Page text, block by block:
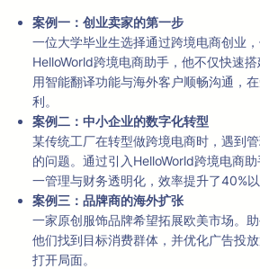
案例一：创业卖家的第一步
一位大学毕业生选择通过跨境电商创业
HelloWorld跨境电商助手，他不仅快速
用智能翻译功能与海外客户顺畅沟通，
利。
案例二：中小企业的数字化转型
某传统工厂在转型做跨境电商时，遇到
的问题。通过引入HelloWorld跨境电商
一管理与财务透明化，效率提升了40%以
案例三：品牌商的海外扩张
一家原创服饰品牌希望拓展欧美市场。
他们找到目标消费群体，并优化广告投
打开局面。